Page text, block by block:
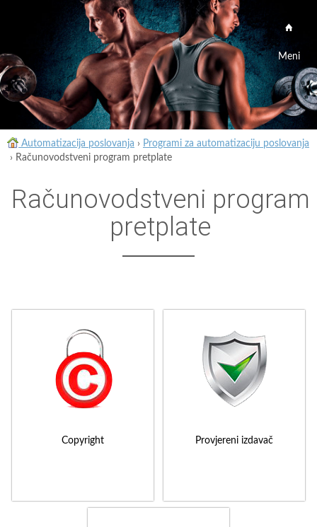
Meni
Automatizacija poslovanja › Programi za automatizaciju poslovanja
› Računovodstveni program pretplate
Računovodstveni program
pretplate
Copyright Provjereni izdavač